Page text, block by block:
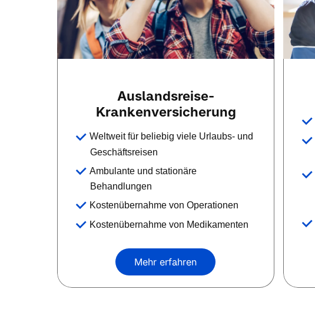
Auslandsreise-
Krankenversicherung
Weltweit für beliebig viele Urlaubs- und
Geschäftsreisen
Ambulante und stationäre
Behandlungen
Kostenübernahme von Operationen
Kostenübernahme von Medikamenten
Mehr erfahren